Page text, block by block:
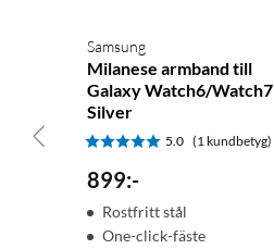
Samsung
Milanese armband till
Galaxy Watch6/Watch7
Silver
5.0 (1 kundbetyg)
899:-
Rostfritt stål
One-click-fäste